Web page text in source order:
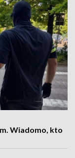
Wiadomo, kto